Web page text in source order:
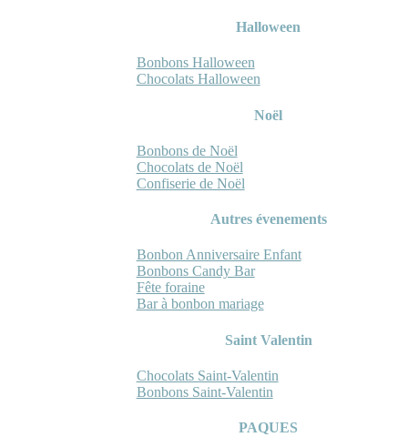
Halloween
Bonbons Halloween
Chocolats Halloween
Noël
Bonbons de Noël
Chocolats de Noël
Confiserie de Noël
Autres évenements
Bonbon Anniversaire Enfant
Bonbons Candy Bar
Fête foraine
Bar à bonbon mariage
Saint Valentin
Chocolats Saint-Valentin
Bonbons Saint-Valentin
PAQUES